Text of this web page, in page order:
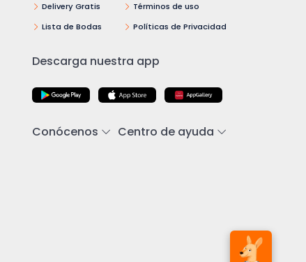
Delivery Gratis
Lista de Bodas
Términos de uso
Políticas de Privacidad
Descarga nuestra app
Conócenos Centro de ayuda